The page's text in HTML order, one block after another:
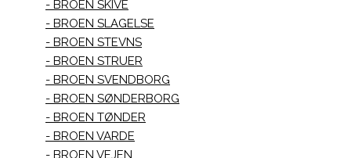
BROEN SKIVE
BROEN SLAGELSE
BROEN STEVNS
BROEN STRUER
BROEN SVENDBORG
BROEN SØNDERBORG
BROEN TØNDER
BROEN VARDE
BROEN VEJEN